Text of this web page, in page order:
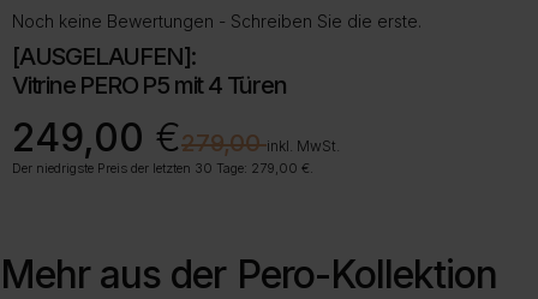
Noch keine Bewertungen - Schreiben Sie die erste.
[AUSGELAUFEN]:
Vitrine PERO P5 mit 4 Türen
€
279,00
Ursprünglicher
Preis
war:
249,00 €
Aktueller
Preis
ist:
inkl. MwSt.
Der niedrigste Preis der letzten 30 Tage: 279,00 €.
Mehr aus der Pero-Kollektion